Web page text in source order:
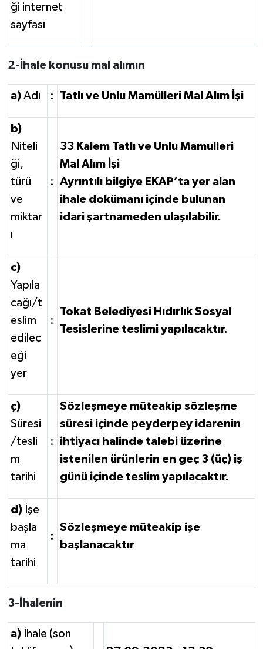
ği internet
sayfası
2-İhale konusu mal alımın
a) Adı : Tatlı ve Unlu Mamülleri Mal Alım İşi
b)
Niteli
ği,
türü
ve
miktar
ı
:
33 Kalem Tatlı ve Unlu Mamulleri
Mal Alım İşi
Ayrıntılı bilgiye EKAP’ta yer alan
ihale dokümanı içinde bulunan
idari şartnameden ulaşılabilir.
c)
Yapıla
cağı/t
eslim
edilec
eği
yer
:
Tokat Belediyesi Hıdırlık Sosyal
Tesislerine teslimi yapılacaktır.
ç)
Süresi
/tesli
m
tarihi
:
Sözleşmeye müteakip sözleşme
süresi içinde peyderpey idarenin
ihtiyacı halinde talebi üzerine
istenilen ürünlerin en geç 3 (üç) iş
günü içinde teslim yapılacaktır.
d) İşe
başla
ma
tarihi
:
Sözleşmeye müteakip işe
başlanacaktır
3-İhalenin
a) İhale (son